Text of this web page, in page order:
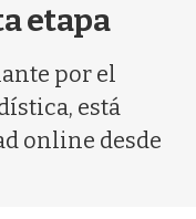
etapa
por el
está
online desde